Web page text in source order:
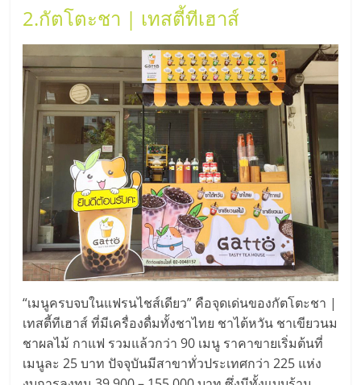
ขยาย
สา
ขา
แฟ
รน
ไชส์,
ศูนย์
รวม
2.กัตโตะชา | เทสตี้ทีเฮาส์
“เมนูครบจบในแฟรนไชส์เดียว” คือจุดเด่นของกัตโตะชา |
เทสตี้ทีเฮาส์ ที่มีเครื่องดื่มทั้งชาไทย ชาไต้หวัน ชาเขียวนม
ชาผลไม้ กาแฟ รวมแล้วกว่า 90 เมนู ราคาขายเริ่มต้นที่
เมนูละ 25 บาท ปัจจุบันมีสาขาทั่วประเทศกว่า 225 แห่ง